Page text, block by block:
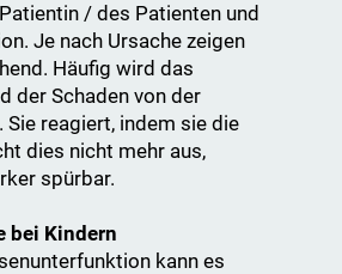
/ des Patienten und
Je nach Ursache zeigen
Häufig wird das
der Schaden von der
reagiert, indem sie die
dies nicht mehr aus,
spürbar.
bei Kindern
kann es